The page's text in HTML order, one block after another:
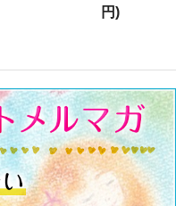
円)